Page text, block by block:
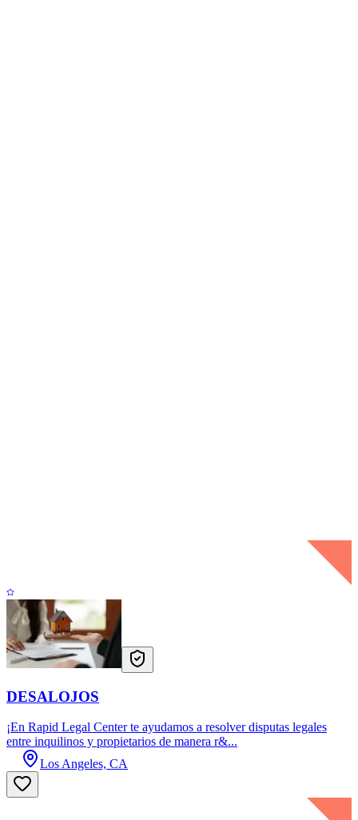
DESALOJOS
¡En Rapid Legal Center te ayudamos a resolver disputas legales
entre inquilinos y propietarios de manera r&...
Los Angeles, CA